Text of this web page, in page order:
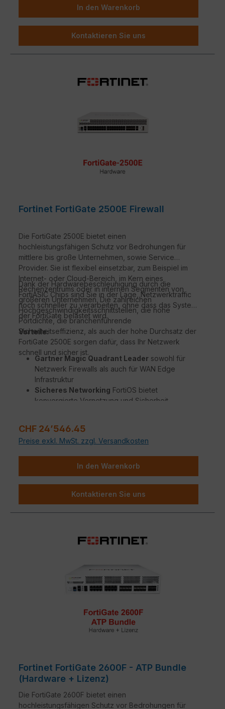
jedes Edge jeder Größenordnung
In den Warenkorb
Kontaktieren Sie uns
Fortinet FortiGate 2500E Firewall
Die FortiGate 2500E bietet einen
hochleistungsfähigen Schutz vor Bedrohungen für
mittlere bis große Unternehmen, sowie Service
Provider. Sie ist flexibel einsetzbar, zum Beispiel im
Internet- oder Cloud-Bereich, im Kern eines
Rechenzentrums oder in internen Segmenten von
größeren Unternehmen. Die zahlreichen
Hochgeschwindigkeitsschnittstellen, die hohe
Portdichte, die branchenführende
Sicherheitseffizienz, als auch der hohe Durchsatz der
FortiGate 2500E sorgen dafür, dass Ihr Netzwerk
schnell und sicher ist.
Dank der Hardwarebeschleunigung durch die
FortiASIC Chips sind Sie in der Lage, Netzwerktraffic
noch schneller zu verarbeiten, ohne dass das System
der FortiGate belastet wird.
Vorteile:
Gartner Magic Quadrant Leader sowohl für
Netzwerk Firewalls als auch für WAN Edge
Infrastruktur
Sicheres Networking FortiOS bietet
konvergierte Vernetzung und Sicherheit
Sicherheit für Unternehmen
KI / ML-gestützten FortiGuard Dienstleistungen
jedes Edge jeder Größenordnung
Regulärer Preis:
CHF 24’546.45
Preise exkl. MwSt. zzgl. Versandkosten
In den Warenkorb
Kontaktieren Sie uns
Fortinet FortiGate 2600F - ATP Bundle
(Hardware + Lizenz)
Die FortiGate 2600F bietet einen
hochleistungsfähigen Schutz vor Bedrohungen für